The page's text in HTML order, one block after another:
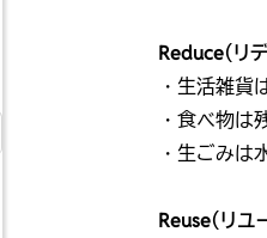
Reduce（リ
・生活雑貨
・食べ物は
・生ごみは
Reuse（リ